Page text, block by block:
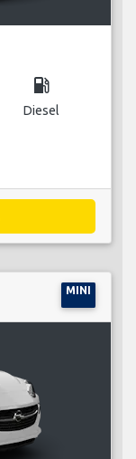
local_gas_station
Diesel
MINI